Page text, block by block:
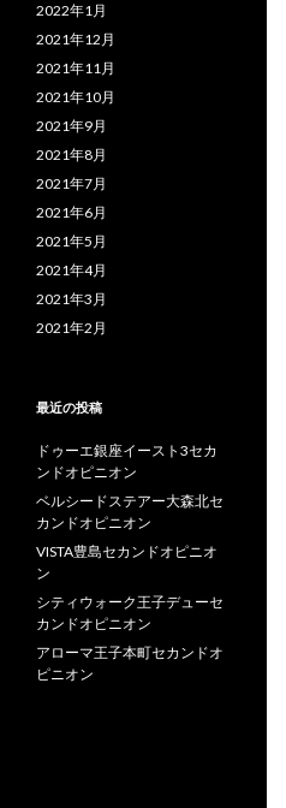
2022年1月
2021年12月
2021年11月
2021年10月
2021年9月
2021年8月
2021年7月
2021年6月
2021年5月
2021年4月
2021年3月
2021年2月
最近の投稿
ドゥーエ銀座イースト3セカ
ンドオピニオン
ベルシードステアー大森北セ
カンドオピニオン
VISTA豊島セカンドオピニオ
ン
シティウォーク王子デューセ
カンドオピニオン
アローマ王子本町セカンドオ
ピニオン